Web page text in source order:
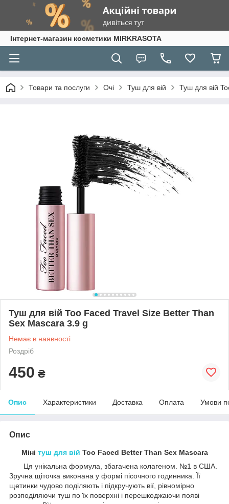
Інтернет-магазин косметики MIRKRASOTA
Товари та послуги Очі Туш для вій Туш для вій
Туш для вій Too Faced Travel Size Better Than
Sex Mascara 3.9 g
Немає в наявності
Роздріб
450 ₴
Опис Характеристики Доставка Оплата Умови
Опис
Міні туш для вій Too Faced Better Than Sex Mascara
Ця унікальна формула, збагачена колагеном. №1 в США.
Зручна щіточка виконана у формі пісочного годинника. Її
щетинки чудово поділяють і підкручують вії, рівномірно
розподіляючи туш по їх поверхні і перешкоджаючи появі